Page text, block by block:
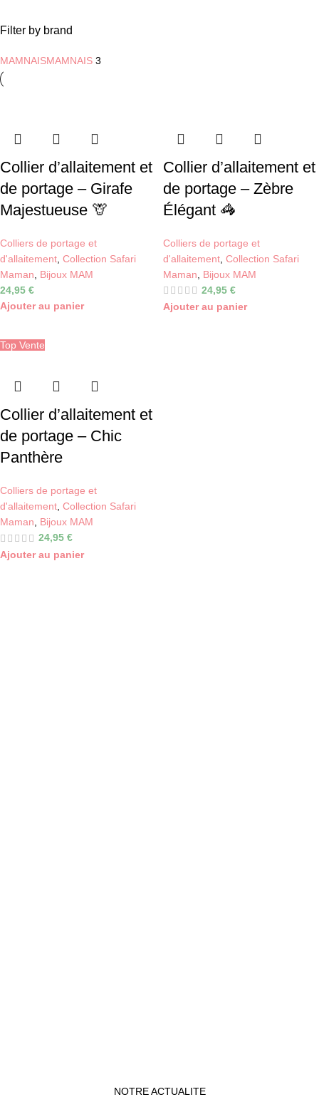
Filter by brand
MAMNAISMAMNAIS 3
Collier d’allaitement et
de portage – Girafe
Majestueuse 🦒
Colliers de portage et
d'allaitement Collection Safari
Maman
Bijoux MAM
24,95 €
Ajouter au panier
Collier d’allaitement et
de portage – Zèbre
Élégant 🦓
Colliers de portage et
d'allaitement Collection Safari
Maman
Bijoux MAM
24,95 €
Ajouter au panier
Top Vente
Collier d’allaitement et
de portage – Chic
Panthère
Colliers de portage et
d'allaitement, Collection Safari
Maman, Bijoux MAM
24,95 €
Ajouter au panier
NOTRE ACTUALITE